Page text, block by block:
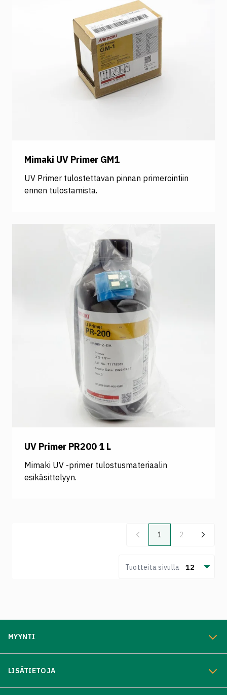
Mimaki UV Primer GM1
UV Primer tulostettavan pinnan primerointiin
ennen tulostamista.
UV Primer PR200 1 L
Mimaki UV -primer tulostusmateriaalin
esikäsittelyyn.
Previous
1 2 Next
Tuotteita sivulla 12
MYYNTI
LISÄTIETOJA